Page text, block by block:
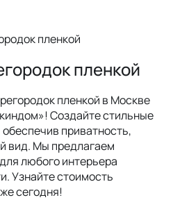
пленкой
пленкой
пленкой в Москве
Создайте стильные
приватность,
вид. Мы предлагаем
любого интерьера
Узнайте стоимость
сегодня!